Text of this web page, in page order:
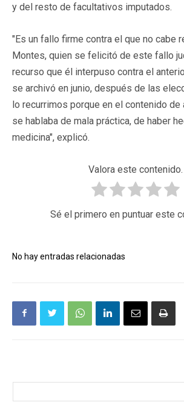
y del resto de facultativos imputados.
"Es un fallo firme contra el que no cabe
Montes, quien se felicitó de este fallo
recurso que él interpuso contra el
se archivó en junio, después de las
lo recurrimos porque en el contenido de
se hablaba de mala práctica, de haber
medicina", explicó.
Valora este contenido.
Sé el primero en puntuar este
No hay entradas relacionadas